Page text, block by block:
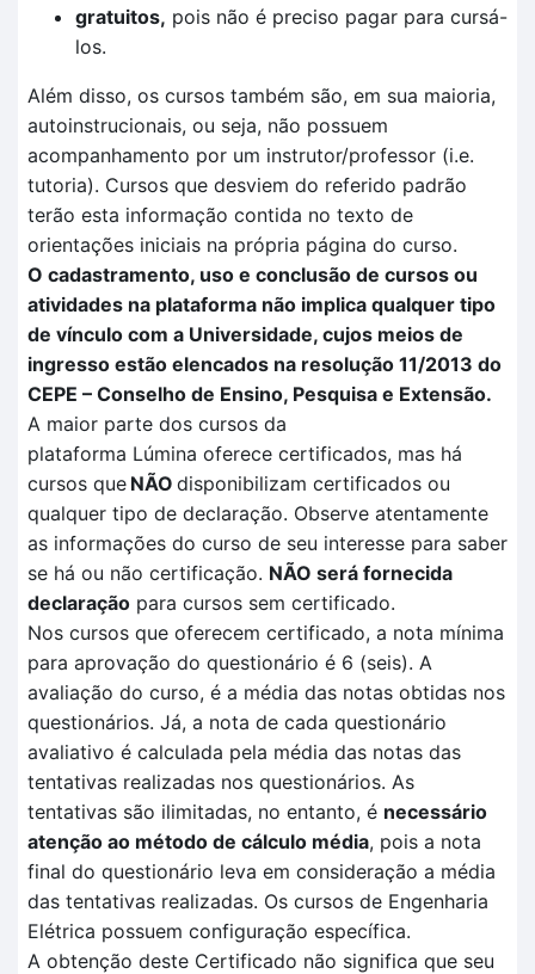
gratuitos, pois não é preciso pagar para cursá-
los.
Além disso, os cursos também são, em sua maioria,
autoinstrucionais, ou seja, não possuem
acompanhamento por um instrutor/professor (i.e.
tutoria). Cursos que desviem do referido padrão
terão esta informação contida no texto de
orientações iniciais na própria página do curso.
O cadastramento, uso e conclusão de cursos ou
atividades na plataforma não implica qualquer tipo
de vínculo com a Universidade, cujos meios de
ingresso estão elencados na resolução 11/2013 do
CEPE – Conselho de Ensino, Pesquisa e Extensão.
A maior parte dos cursos da
plataforma Lúmina oferece certificados, mas há
cursos que NÃO disponibilizam certificados ou
qualquer tipo de declaração. Observe atentamente
as informações do curso de seu interesse para saber
se há ou não certificação. NÃO será fornecida
declaração para cursos sem certificado.
Nos cursos que oferecem certificado, a nota mínima
para aprovação do questionário é 6 (seis). A
avaliação do curso, é a média das notas obtidas nos
questionários. Já, a nota de cada questionário
avaliativo é calculada pela média das notas das
tentativas realizadas nos questionários. As
tentativas são ilimitadas, no entanto, é necessário
atenção ao método de cálculo média, pois a nota
final do questionário leva em consideração a média
das tentativas realizadas. Os cursos de Engenharia
Elétrica possuem configuração específica.
A obtenção deste Certificado não significa que seu